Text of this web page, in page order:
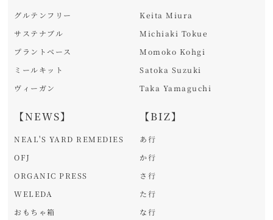
グルテンフリー
サステナブル
プラントベース
ミールキット
ヴィーガン
【NEWS】
NEAL'S YARD REMEDIES
OFJ
ORGANIC PRESS
WELEDA
おもちゃ箱
Keita Miura
Michiaki Tokue
Momoko Kohgi
Satoka Suzuki
Taka Yamaguchi
【BIZ】
あ行
か行
さ行
た行
な行